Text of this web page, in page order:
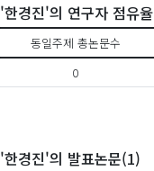
'한경진'의 연구자 점유율
동일주제 총논문수
0
'한경진'의 발표논문(1)